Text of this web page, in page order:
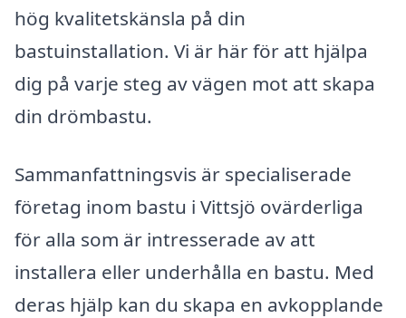
hög kvalitetskänsla på din
bastuinstallation. Vi är här för att hjälpa
dig på varje steg av vägen mot att skapa
din drömbastu.
Sammanfattningsvis är specialiserade
företag inom bastu i Vittsjö ovärderliga
för alla som är intresserade av att
installera eller underhålla en bastu. Med
deras hjälp kan du skapa en avkopplande